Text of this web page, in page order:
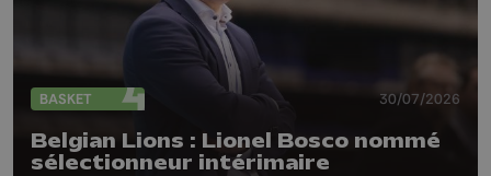
BASKET 30/07/2026
Belgian Lions : Lionel Bosco nommé
sélectionneur intérimaire